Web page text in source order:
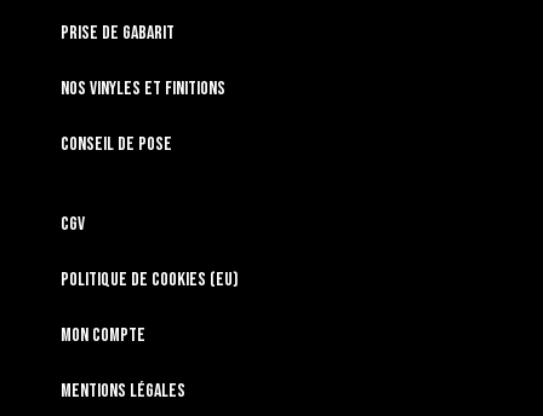
Prise de gabarit
Nos vinyles et finitions
Conseil de pose
CGV
Politique de cookies (EU)
Mon compte
Mentions légales